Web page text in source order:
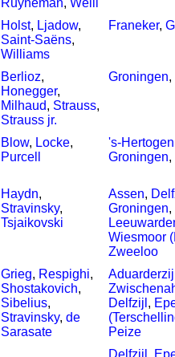
Holst, Ljadow,
Saint-Saëns,
Williams
Franeker,
Berlioz,
Honegger,
Milhaud, Strauss,
Strauss jr.
Groningen,
Blow, Locke,
Purcell
's-
Groningen,
Haydn,
Stravinsky,
Tsjaikovski
Assen,
Groningen,
Wiesmoor
Zweeloo
Grieg, Respighi,
Shostakovich,
Sibelius,
Stravinsky, de
Sarasate
Delfzijl ,
Peize
Delfzijl